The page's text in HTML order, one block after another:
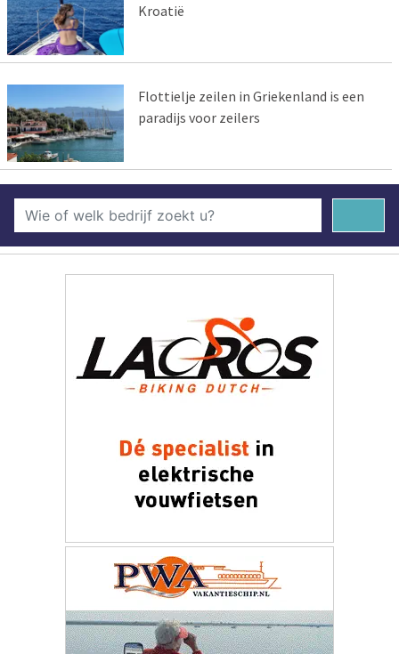
Kroatië
Flottielje zeilen in Griekenland is een
paradijs voor zeilers